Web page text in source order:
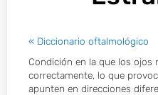
« Diccionario oftalmológico
Condición en la que los ojos
correctamente, lo que
apunten en direcciones